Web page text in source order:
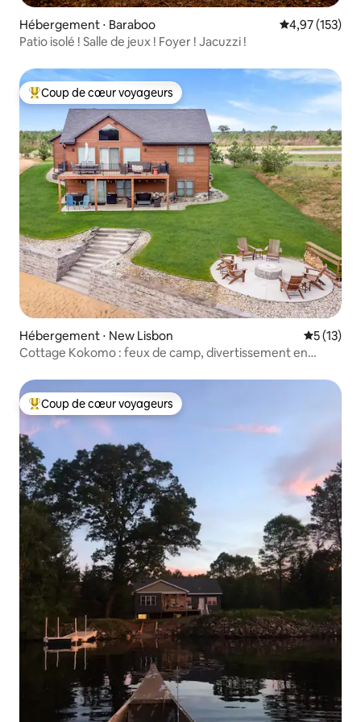
Hébergement ⋅ Baraboo Évaluation
4,97 (153)
Patio isolé ! Salle de jeux ! Foyer ! Jacuzzi !
Coups de cœur voyageurs les plus appréciés
Coup de cœur voyageurs
Hébergement ⋅ New Lisbon
5 (13)
Cottage Kokomo : feux de camp, divertissement en
Coups de cœur voyageurs les plus appréciés
Coup de cœur voyageurs